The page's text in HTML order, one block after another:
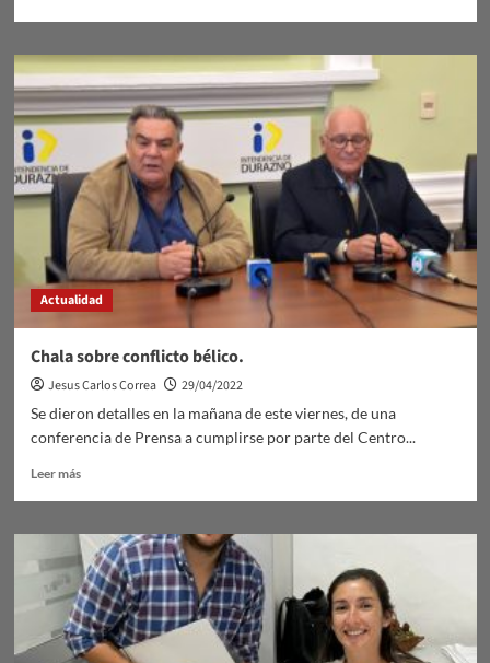
Por
lesiones
personales.
Actualidad
Chala sobre conflicto bélico.
Jesus Carlos Correa
29/04/2022
Se dieron detalles en la mañana de este viernes, de una
conferencia de Prensa a cumplirse por parte del Centro...
Leer másLeer
Chala
sobre
conflicto
bélico.